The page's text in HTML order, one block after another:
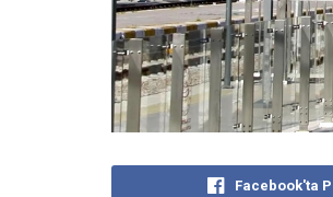
Facebook'ta